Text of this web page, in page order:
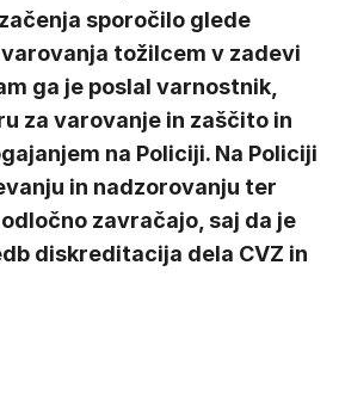
sporočilo glede
tožilcem v zadevi
ga je poslal varnostnik,
za varovanje in zaščito in
na Policiji. Na Policiji
in nadzorovanju ter
zavračajo, saj da je
diskreditacija dela CVZ in